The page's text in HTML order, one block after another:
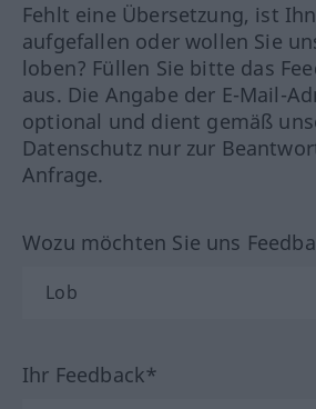
Fehlt eine Übersetzung, ist
aufgefallen oder wollen Sie
loben? Füllen Sie bitte das
aus. Die Angabe der E-Mail-
optional und dient gemäß
Datenschutz nur zur
Anfrage.
Wozu möchten Sie uns
Ihr Feedback*